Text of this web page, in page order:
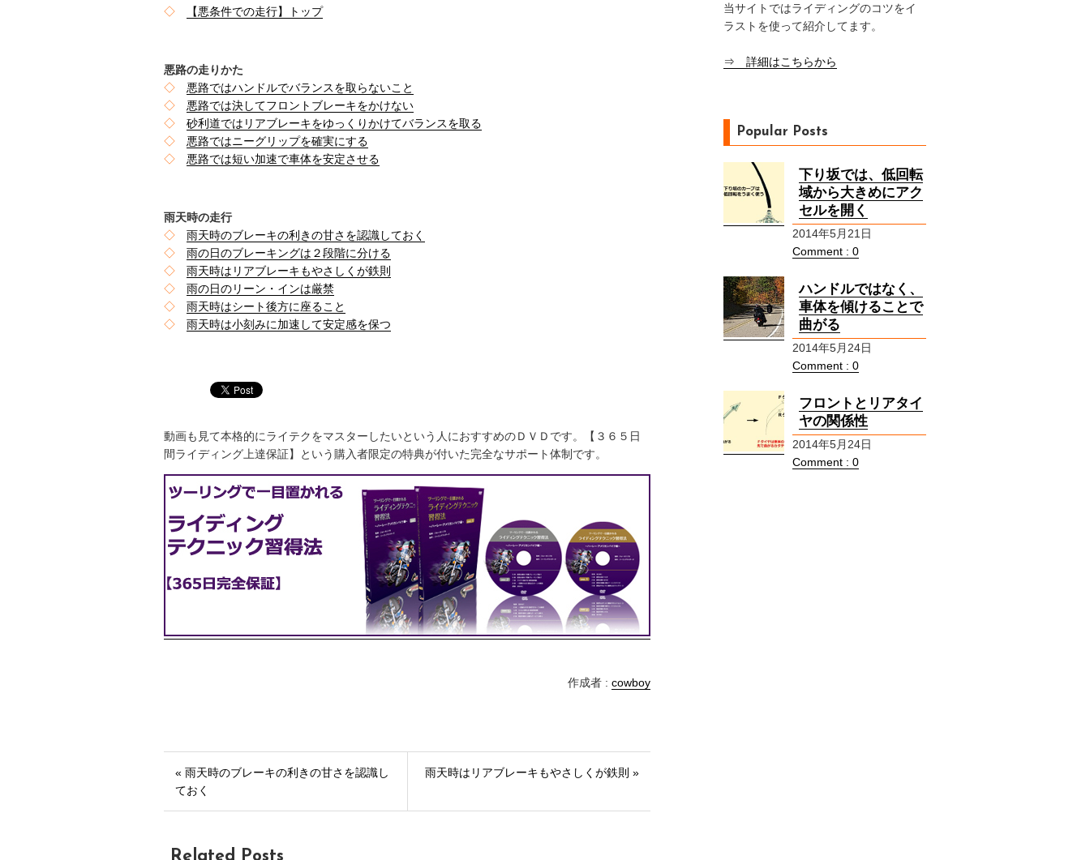
◇ 【悪条件での走行】トップ
悪路の走りかた
◇
悪路ではハンドルでバランスを取らないこと
◇
悪路では決してフロントブレーキをかけない
◇
砂利道ではリアブレーキをゆっくりかけてバランスを取る
◇
悪路ではニーグリップを確実にする
◇
悪路では短い加速で車体を安定させる
雨天時の走行
◇
雨天時のブレーキの利きの甘さを認識しておく
◇
雨の日のブレーキングは２段階に分ける
◇
雨天時はリアブレーキもやさしくが鉄則
◇
雨の日のリーン・インは厳禁
◇
雨天時はシート後方に座ること
◇
雨天時は小刻みに加速して安定感を保つ
動画も見て本格的にライテクをマスターしたいという人におすすめのＤＶＤです。【３６５日
間ライディング上達保証】という購入者限定の特典が付いた完全なサポート体制です。
作成者 : cowboy
« 雨天時のブレーキの利きの甘さを認識し
ておく
雨天時はリアブレーキもやさしくが鉄則 »
Related Posts
当サイトではライディングのコツをイ
ラストを使って紹介してます。
⇒ 詳細はこちらから
Popular Posts
下り坂では、低回転
域から大きめにアク
セルを開く
2014年5月21日
Comment : 0
ハンドルではなく、
車体を傾けることで
曲がる
2014年5月24日
Comment : 0
フロントとリアタイ
ヤの関係性
2014年5月24日
Comment : 0